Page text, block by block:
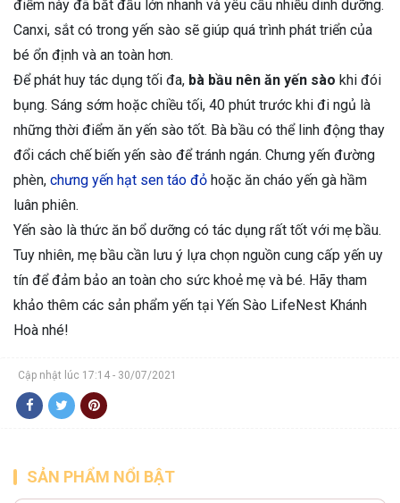
điểm này đã bắt đầu lớn nhanh và yêu cầu nhiều dinh dưỡng.
Canxi, sắt có trong yến sào sẽ giúp quá trình phát triển của
bé ổn định và an toàn hơn.
Để phát huy tác dụng tối đa, bà bầu nên ăn yến sào khi đói
bụng. Sáng sớm hoặc chiều tối, 40 phút trước khi đi ngủ là
những thời điểm ăn yến sào tốt. Bà bầu có thể linh động thay
đổi cách chế biến yến sào để tránh ngán. Chưng yến đường
phèn, chưng yến hạt sen táo đỏ hoặc ăn cháo yến gà hầm
luân phiên.
Yến sào là thức ăn bổ dưỡng có tác dụng rất tốt với mẹ bầu.
Tuy nhiên, mẹ bầu cần lưu ý lựa chọn nguồn cung cấp yến uy
tín để đảm bảo an toàn cho sức khoẻ mẹ và bé. Hãy tham
khảo thêm các sản phẩm yến tại Yến Sào LifeNest Khánh
Hoà nhé!
Cập nhật lúc 17:14 - 30/07/2021
SẢN PHẨM NỔI BẬT